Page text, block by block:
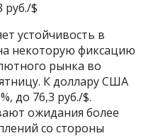
руб./$
устойчивость в
некоторую фиксацию
рынка во
К доллару США
до 76,3 руб./$.
ожидания более
со стороны